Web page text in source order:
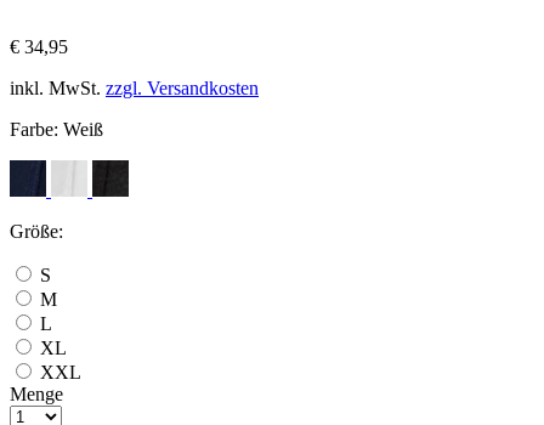
€ 34,95
inkl. MwSt. zzgl. Versandkosten
Farbe: Weiß
Größe:
S
M
L
XL
XXL
Menge